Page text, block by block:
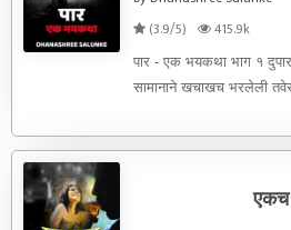
(3.9/5)
415.9k
पार - एक भयकथा भाग १
सामानाने खचाखच भरलेली
एकच